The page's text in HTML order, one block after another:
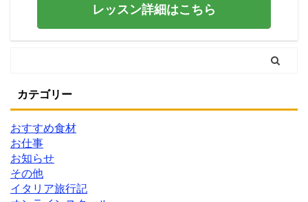
レッスン詳細はこちら
カテゴリー
おすすめ食材
お仕事
お知らせ
その他
イタリア旅行記